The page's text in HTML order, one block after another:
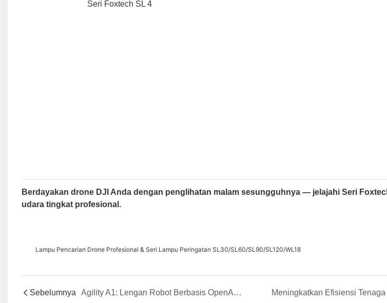
Berdayakan drone DJI Anda dengan penglihatan malam sesungguhnya — jelajahi Seri
udara tingkat profesional.
Lampu Pencarian Drone Profesional & Seri Lampu Peringatan SL30/SL60/SL90/SL120/WL18
Sebelumnya Agility A1: Lengan Robot Berbasis OpenArm yang Memajukan Masa Depan AI Fisik